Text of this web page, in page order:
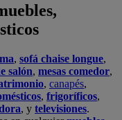
, sofá chaise longue,
salón, mesas comedor,
, canapés,
, frigoríficos,
, y televisiones.